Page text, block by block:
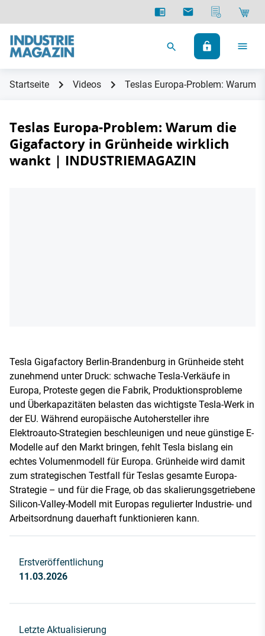
Startseite Videos Teslas Europa-Problem: Warum
Teslas Europa-Problem: Warum die
Gigafactory in Grünheide wirklich
wankt | INDUSTRIEMAGAZIN
Tesla Gigafactory Berlin-Brandenburg in Grünheide steht
zunehmend unter Druck: schwache Tesla-Verkäufe in
Europa, Proteste gegen die Fabrik, Produktionsprobleme
und Überkapazitäten belasten das wichtigste Tesla-Werk in
der EU. Während europäische Autohersteller ihre
Elektroauto-Strategien beschleunigen und neue günstige E-
Modelle auf den Markt bringen, fehlt Tesla bislang ein
echtes Volumenmodell für Europa. Grünheide wird damit
zum strategischen Testfall für Teslas gesamte Europa-
Strategie – und für die Frage, ob das skalierungsgetriebene
Silicon-Valley-Modell mit Europas regulierter Industrie- und
Arbeitsordnung dauerhaft funktionieren kann.
Erstveröffentlichung
11.03.2026
Letzte Aktualisierung